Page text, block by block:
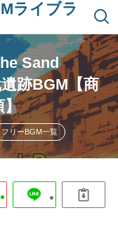
ライブラ
Sand
跡BGM【商
】
フリーBGM一覧